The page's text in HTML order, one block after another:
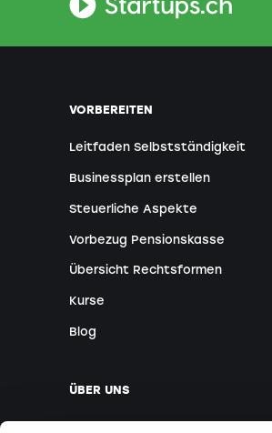
VORBEREITEN
Leitfaden Selbstständigkeit
Businessplan erstellen
Steuerliche Aspekte
Vorbezug Pensionskasse
Übersicht Rechtsformen
Kurse
Blog
ÜBER UNS